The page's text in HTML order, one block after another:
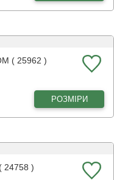
( 25962 )
РОЗМІРИ
)